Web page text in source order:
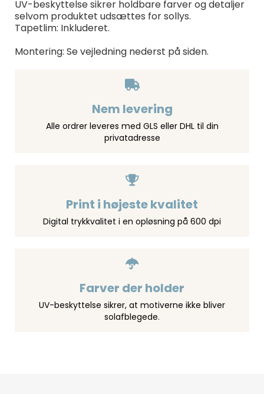
UV-beskyttelse sikrer holdbare farver og detaljer
selvom produktet udsættes for sollys.
Tapetlim: Inkluderet.
Montering: Se vejledning nederst på siden.
Nem levering
Alle ordrer leveres med GLS eller DHL til din
privatadresse
Print i højeste kvalitet
Digital trykkvalitet i en opløsning på 600 dpi
Farver der holder
UV-beskyttelse sikrer, at motiverne ikke bliver
solafblegede.